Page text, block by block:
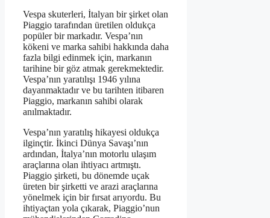
Vespa skuterleri, İtalyan bir şirket olan
Piaggio tarafından üretilen oldukça
popüler bir markadır. Vespa’nın
kökeni ve marka sahibi hakkında daha
fazla bilgi edinmek için, markanın
tarihine bir göz atmak gerekmektedir.
Vespa’nın yaratılışı 1946 yılına
dayanmaktadır ve bu tarihten itibaren
Piaggio, markanın sahibi olarak
anılmaktadır.
Vespa’nın yaratılış hikayesi oldukça
ilginçtir. İkinci Dünya Savaşı’nın
ardından, İtalya’nın motorlu ulaşım
araçlarına olan ihtiyacı artmıştı.
Piaggio şirketi, bu dönemde uçak
üreten bir şirketti ve arazi araçlarına
yönelmek için bir fırsat arıyordu. Bu
ihtiyaçtan yola çıkarak, Piaggio’nun